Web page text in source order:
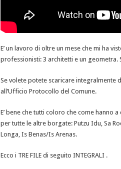
E’ un lavoro di oltre un mese che mi ha
professionisti: 3 architetti e un geometra.
Se volete potete scaricare integralmente
all’Ufficio Protocollo del Comune.
E’ bene che tutti coloro che come hanno
per tutte le altre borgate: Putzu Idu, Sa
Longa, Is Benas/Is Arenas.
Ecco i TRE FILE di seguito INTEGRALI .